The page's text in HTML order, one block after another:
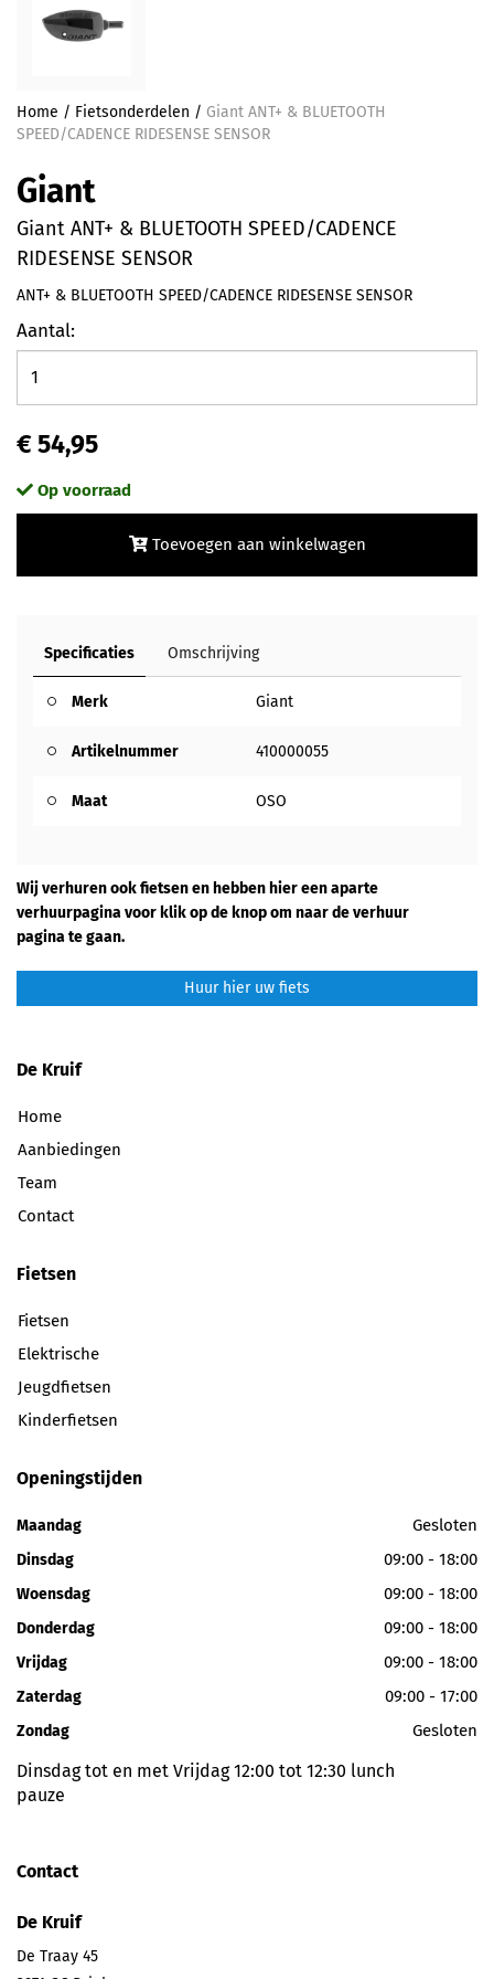
Home / Fietsonderdelen / Giant ANT+ & BLUETOOTH
SPEED/CADENCE RIDESENSE SENSOR
Giant
Giant ANT+ & BLUETOOTH SPEED/CADENCE
RIDESENSE SENSOR
ANT+ & BLUETOOTH SPEED/CADENCE RIDESENSE SENSOR
Aantal:
€ 54,95
Op voorraad
Toevoegen aan winkelwagen
Specificaties Omschrijving
Merk Giant
Artikelnummer 410000055
Maat OSO
Wij verhuren ook fietsen en hebben hier een aparte
verhuurpagina voor klik op de knop om naar de verhuur
pagina te gaan.
Huur hier uw fiets
De Kruif
Home
Aanbiedingen
Team
Contact
Fietsen
Fietsen
Elektrische
Jeugdfietsen
Kinderfietsen
Openingstijden
Maandag Gesloten
Dinsdag 09:00 - 18:00
Woensdag 09:00 - 18:00
Donderdag 09:00 - 18:00
Vrijdag 09:00 - 18:00
Zaterdag 09:00 - 17:00
Zondag Gesloten
Dinsdag tot en met Vrijdag 12:00 tot 12:30 lunch
pauze
Contact
De Kruif
De Traay 45